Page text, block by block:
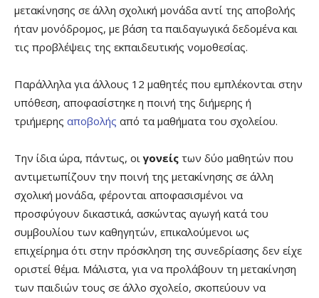
μετακίνησης σε άλλη σχολική μονάδα αντί της αποβολής
ήταν μονόδρομος, με βάση τα παιδαγωγικά δεδομένα και
τις προβλέψεις της εκπαιδευτικής νομοθεσίας.
Παράλληλα για άλλους 12 μαθητές που εμπλέκονται στην
υπόθεση, αποφασίστηκε η ποινή της διήμερης ή
τριήμερης αποβολής από τα μαθήματα του σχολείου.
Την ίδια ώρα, πάντως, οιγονείς των δύο μαθητών που
αντιμετωπίζουν την ποινή της μετακίνησης σε άλλη
σχολική μονάδα, φέρονται αποφασισμένοι να
προσφύγουν δικαστικά, ασκώντας αγωγή κατά του
συμβουλίου των καθηγητών, επικαλούμενοι ως
επιχείρημα ότι στην πρόσκληση της συνεδρίασης δεν είχε
οριστεί θέμα. Μάλιστα, για να προλάβουν τη μετακίνηση
των παιδιών τους σε άλλο σχολείο, σκοπεύουν να